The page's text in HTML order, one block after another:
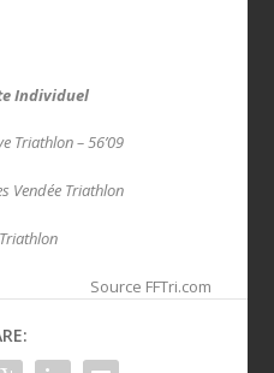
Individuel
Triathlon – 56’09
Vendée Triathlon
Source FFTri.com